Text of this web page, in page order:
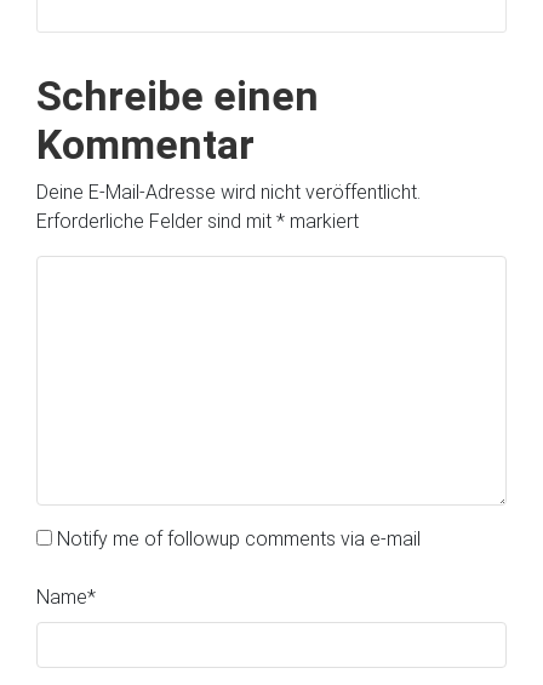
Schreibe einen
Kommentar
Deine E-Mail-Adresse wird nicht veröffentlicht.
Erforderliche Felder sind mit * markiert
Notify me of followup comments via e-mail
Name*